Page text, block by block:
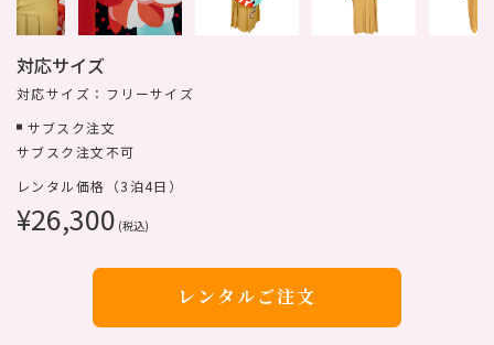
対応サイズ
対応サイズ：フリーサイズ
サブスク注文
サブスク注文不可
レンタル価格（3泊4日）
¥26,300 (税込)
レンタルご注文